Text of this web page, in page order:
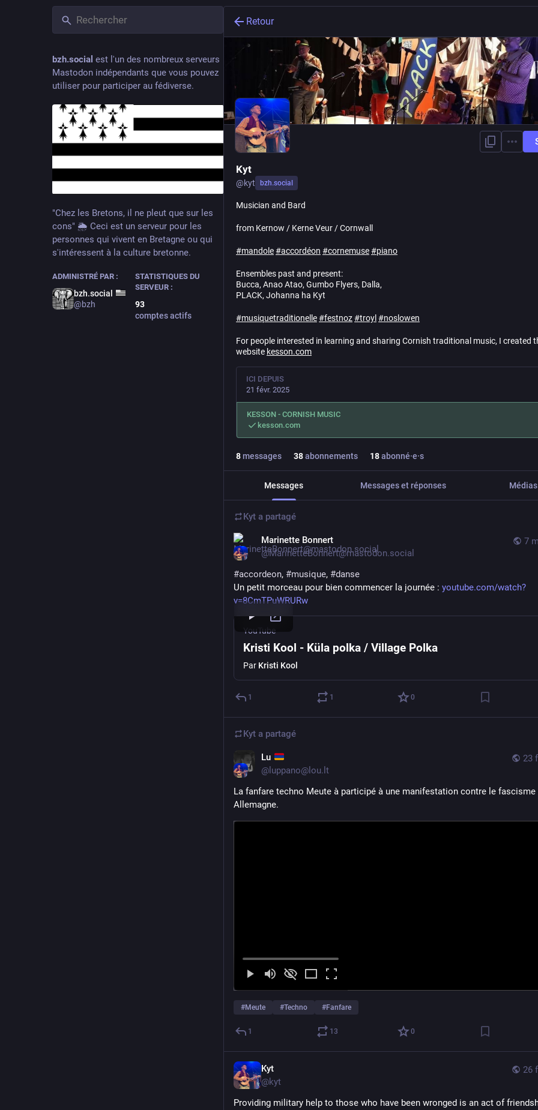
bzh.social est l'un des nombreux serveurs
Mastodon indépendants que vous pouvez
utiliser pour participer au fédiverse.
"Chez les Bretons, il ne pleut que sur les
cons" 🌦️ Ceci est un serveur pour les
personnes qui vivent en Bretagne ou qui
s'intéressent à la culture bretonne.
ADMINISTRÉ PAR :
bzh.social
@bzh
STATISTIQUES DU
SERVEUR :
93
comptes actifs
Retour
Kyt
@kyt bzh.social
Musician and Bard
from Kernow / Kerne Veur / Cornwall
#mandole#accordéon #cornemuse#piano
Ensembles past and present:
Bucca, Anao Atao, Gumbo Flyers, Dalla,
PLACK, Johanna ha Kyt
#musiquetraditionelle#festnoz#troyl #noslowen
For people interested in learning and sharing Cornish traditional music, I created
website kesson.com
ICI DEPUIS
21 févr. 2025
KESSON - CORNISH MUSIC
kesson.com
8messages 38abonnements 18abonné·e·s
Messages Messages et réponses Médias
Kyt a partagé
7
Marinette Bonnert
@MarinetteBonnert@mastodon.social
#accordeon, #musique, #danse
Un petit morceau pour bien commencer la journée : youtube.com/watch?
v=8CmTPuWRURw
YouTube
Kristi Kool - Küla polka / Village Polka
Par Kristi Kool
1 1 0
Kyt a partagé
23
Lu
@ luppano@lou.lt
La fanfare techno Meute à participé à une manifestation contre le fascisme
Allemagne.
#Meute #Techno #Fanfare
1 13 0
26
Kyt
@kyt
Providing military help to those who have been wronged is an act of